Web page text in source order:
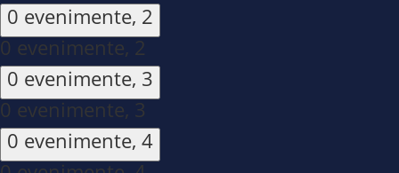
0 evenimente, 2
0 evenimente, 2
0 evenimente, 3
0 evenimente, 3
0 evenimente, 4